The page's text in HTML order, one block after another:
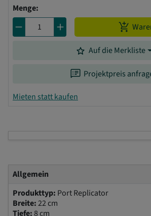
Menge:
remove add add_shopping_cart
grade Auf die Merkliste
speaker_notes Projektpreis
Mieten statt kaufen
Allgemein
Produkttyp: Port Replicator
Breite:22 cm
Tiefe:8 cm